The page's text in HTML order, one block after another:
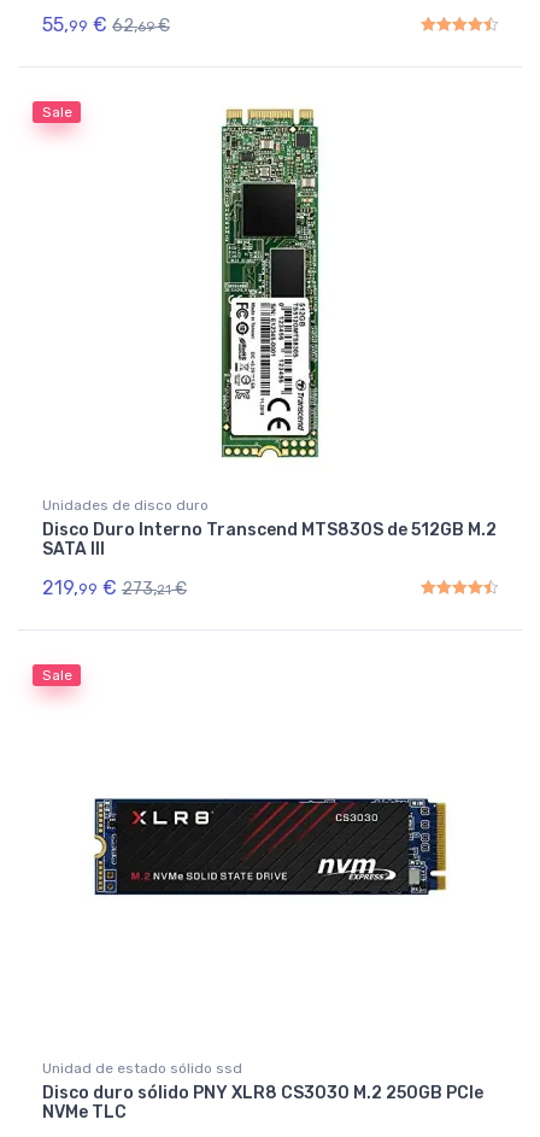
55,99 € 62,69 €
Sale
Unidades de disco duro
Disco Duro Interno Transcend MTS830S de 512GB M.2
SATA III
219,99 € 273,21 €
Sale
Unidad de estado sólido ssd
Disco duro sólido PNY XLR8 CS3030 M.2 250GB PCIe
NVMe TLC